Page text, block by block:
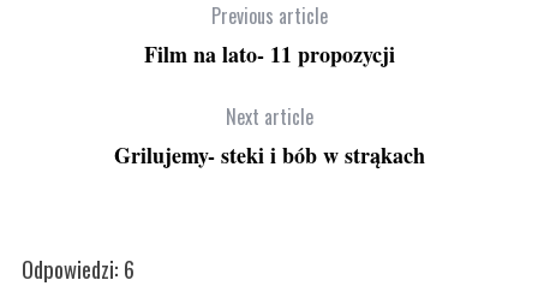
Previous article
Film na lato- 11 propozycji
Next article
Grilujemy- steki i bób w strąkach
Odpowiedzi: 6